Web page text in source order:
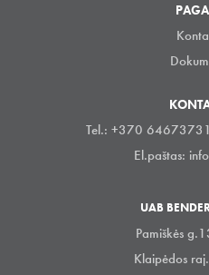
Tel.: +370
El.paštas:
UAB
Pamiškės
Klaipėdos